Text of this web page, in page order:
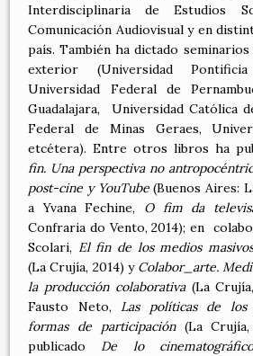
Interdisciplinaria de Estudios
Comunicación Audiovisual y en
país. También ha dictado
exterior (Universidad
Universidad Federal de
Guadalajara, Universidad Católica
Federal de Minas Geraes,
etcétera). Entre otros libros ha
fin. Una perspectiva no
post-cine y YouTube(Buenos Aires:
a Yvana Fechine, O fim da
Confraria do Vento, 2014); en
Scolari, El fin de los medios
(La Crujía, 2014) y Colabor_arte.
la producción colaborativa(La
Fausto Neto, Las políticas de los
formas de participación (La
publicado De lo